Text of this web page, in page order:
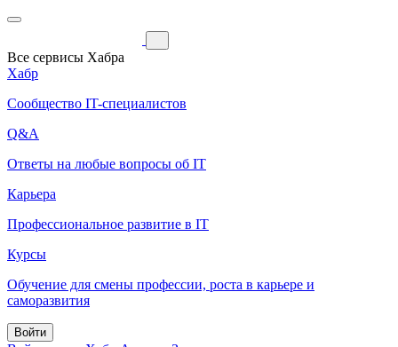
Все сервисы Хабра
Хабр
Сообщество IT-специалистов
Q&A
Ответы на любые вопросы об IT
Карьера
Профессиональное развитие в IT
Курсы
Обучение для смены профессии, роста в карьере и
саморазвития
Войти